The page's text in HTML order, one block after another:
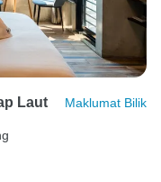
Laut Maklumat Bilik